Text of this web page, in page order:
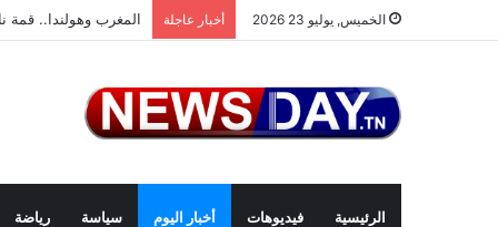
الخميس, يوليو 23 2026 أخبار عاجلة المغرب وهولندا.. قمة
الرئيسية فيديوهات أخبار اليوم سياسة رياضة